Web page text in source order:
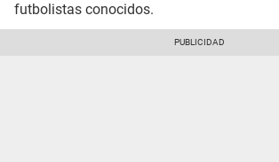
futbolistas conocidos.